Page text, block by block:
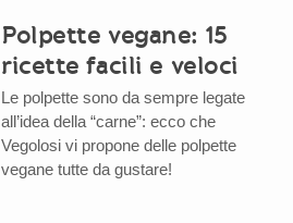
Polpette vegane: 15
ricette facili e veloci
Le polpette sono da sempre legate
all’idea della “carne”: ecco che
Vegolosi vi propone delle polpette
vegane tutte da gustare!